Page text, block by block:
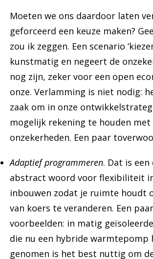
Moeten we ons daardoor laten
geforceerd een keuze maken?
zou ik zeggen. Een scenario
kunstmatig en negeert de
nog zijn, zeker voor een open
onze. Verlamming is niet nodig:
zaak om in onze
mogelijk rekening te houden met
onzekerheden. Een paar
Adaptief programmeren. Dat is
abstract woord voor flexibiliteit
inbouwen zodat je ruimte houdt
van koers te veranderen. Een paar
voorbeelden: in matig
die nu een hybride warmtepomp
genomen is het best nuttig om